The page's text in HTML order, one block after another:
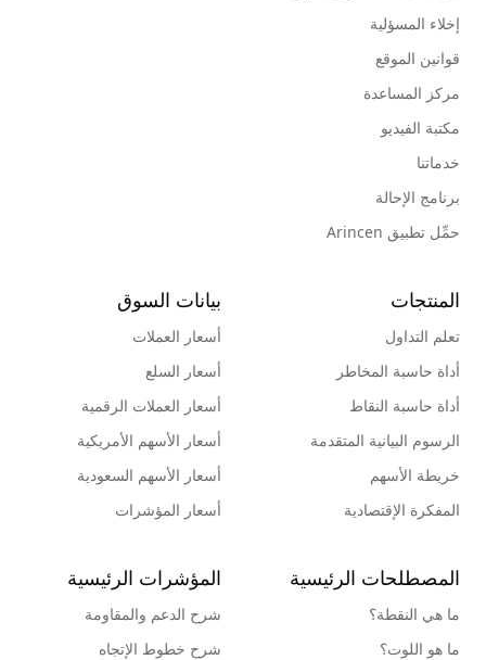
إخلاء المسؤلية
قوانين الموقع
مركز المساعدة
مكتبة الفيديو
خدماتنا
برنامج الإحالة
حمِّل تطبيق Arincen
المنتجات
تعلم التداول
أداة حاسبة المخاطر
أداة حاسبة النقاط
الرسوم البيانية المتقدمة
خريطة الأسهم
المفكرة الإقتصادية
بيانات السوق
أسعار العملات
أسعار السلع
أسعار العملات الرقمية
أسعار الأسهم الأمريكية
أسعار الأسهم السعودية
أسعار المؤشرات
المصطلحات الرئيسية
ما هي النقطة؟
ما هو اللوت؟
المؤشرات الرئيسية
شرح الدعم والمقاومة
شرح خطوط الإتجاه